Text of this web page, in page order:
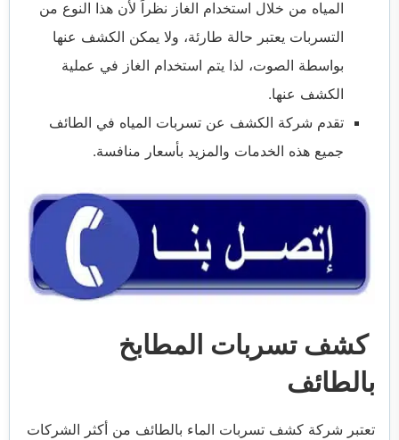
المياه من خلال استخدام الغاز نظراً لأن هذا النوع من
التسربات يعتبر حالة طارئة، ولا يمكن الكشف عنها
بواسطة الصوت، لذا يتم استخدام الغاز في عملية
الكشف عنها.
تقدم شركة الكشف عن تسربات المياه في الطائف
جميع هذه الخدمات والمزيد بأسعار منافسة.
كشف تسربات المطابخ
بالطائف
تعتبر شركة كشف تسربات الماء بالطائف من أكثر الشركات